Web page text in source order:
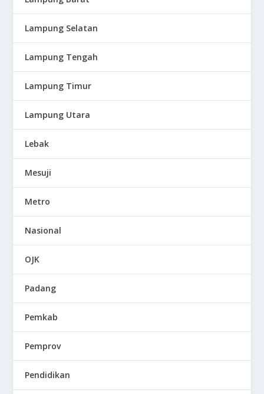
Lampung Selatan
Lampung Tengah
Lampung Timur
Lampung Utara
Lebak
Mesuji
Metro
Nasional
OJK
Padang
Pemkab
Pemprov
Pendidikan